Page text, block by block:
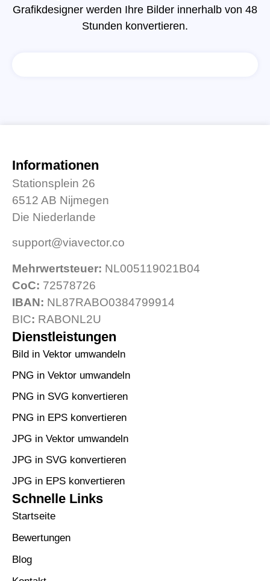
Grafikdesigner werden Ihre Bilder innerhalb von 48
Stunden konvertieren.
Dienstleistungen
Bild in Vektor umwandeln
PNG in Vektor umwandeln
PNG in SVG konvertieren
PNG in EPS konvertieren
JPG in Vektor umwandeln
JPG in SVG konvertieren
JPG in EPS konvertieren
Schnelle Links
Startseite
Bewertungen
Blog
Informationen
Stationsplein 26
6512 AB Nijmegen
Die Niederlande
support@viavector.co
Mehrwertsteuer: NL005119021B04
CoC: 72578726
IBAN: NL87RABO0384799914
BIC: RABONL2U